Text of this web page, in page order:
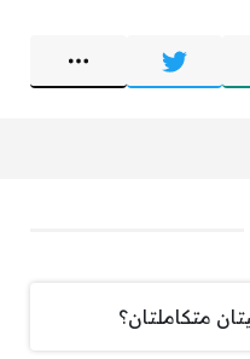
متكاملتان؟